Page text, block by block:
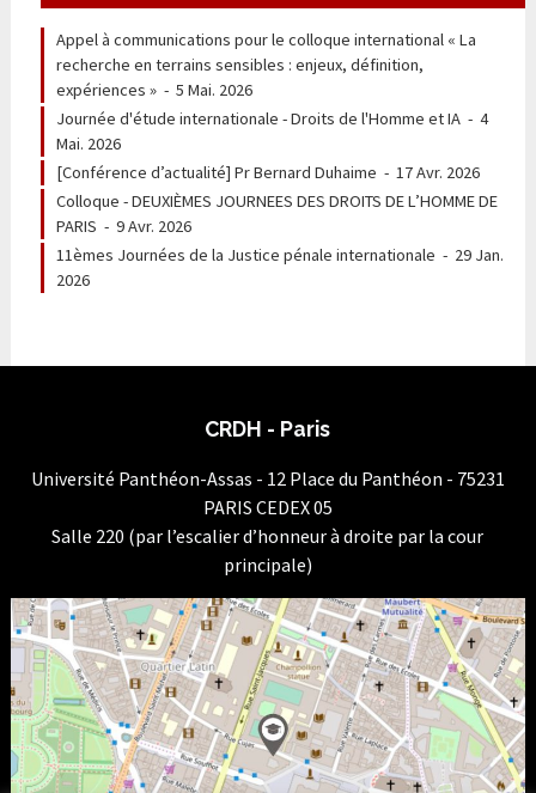
Appel à communications pour le colloque international « La
recherche en terrains sensibles : enjeux, définition,
expériences »- 5 Mai. 2026
Journée d'étude internationale - Droits de l'Homme et IA- 4
Mai. 2026
[Conférence d’actualité] Pr Bernard Duhaime - 17 Avr. 2026
Colloque - DEUXIÈMES JOURNEES DES DROITS DE L’HOMME DE
PARIS - 9 Avr. 2026
11èmes Journées de la Justice pénale internationale - 29 Jan.
2026
CRDH - Paris
Université Panthéon-Assas - 12 Place du Panthéon - 75231
PARIS CEDEX 05
Salle 220 (par l’escalier d’honneur à droite par la cour
principale)